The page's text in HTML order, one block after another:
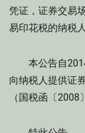
凭证，证券交易
易印花税的纳税
本公告自2014
向纳税人提供证
（国税函〔2008